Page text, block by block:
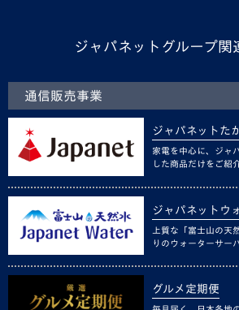
ジャパネットグループ関
通信販売事業
ジャパネットた
家電を中心に、ジャ
した商品だけをご紹
ジャパネットウ
上質な「富士山の天
りのウォーターサー
グルメ定期便